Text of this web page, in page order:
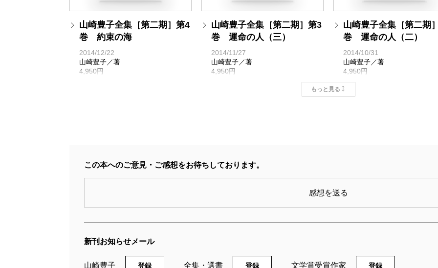
山崎豊子全集［第二期］第4
巻 約束の海
2014/12/22
山崎豊子／著
4,950円
山崎豊子全集［第二期］第3
巻 運命の人（三）
2014/11/27
山崎豊子／著
4,950円
山崎豊子全集［第二期
巻 運命の人（二）
2014/10/31
山崎豊子／著
4,950円
太陽（二） 御巣鷹山篇
山崎豊子／著
山崎豊子／著
山崎豊子／著
もっと見る
この本へのご意見・ご感想をお待ちしております。
感想を送る
新刊お知らせメール
山崎豊子 登録 全集・選書 登録 文学賞受賞作家 登録